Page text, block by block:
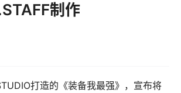
制作
打造的《装备我最强》，宣布将